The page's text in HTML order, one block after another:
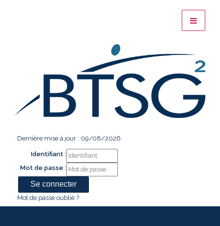
Dernière mise à jour : 09/08/2026
Identifiant :
Mot de passe :
Mot de passe oublié ?